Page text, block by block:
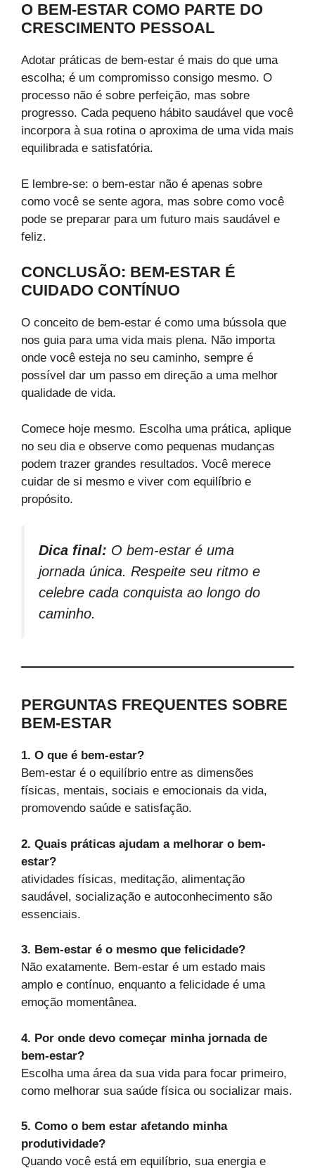
O BEM-ESTAR COMO PARTE DO
CRESCIMENTO PESSOAL
Adotar práticas de bem-estar é mais do que uma
escolha; é um compromisso consigo mesmo. O
processo não é sobre perfeição, mas sobre
progresso. Cada pequeno hábito saudável que você
incorpora à sua rotina o aproxima de uma vida mais
equilibrada e satisfatória.
E lembre-se: o bem-estar não é apenas sobre
como você se sente agora, mas sobre como você
pode se preparar para um futuro mais saudável e
feliz.
CONCLUSÃO: BEM-ESTAR É
CUIDADO CONTÍNUO
O conceito de bem-estar é como uma bússola que
nos guia para uma vida mais plena. Não importa
onde você esteja no seu caminho, sempre é
possível dar um passo em direção a uma melhor
qualidade de vida.
Comece hoje mesmo. Escolha uma prática, aplique
no seu dia e observe como pequenas mudanças
podem trazer grandes resultados. Você merece
cuidar de si mesmo e viver com equilíbrio e
propósito.
Dica final: O bem-estar é uma
jornada única. Respeite seu ritmo e
celebre cada conquista ao longo do
caminho.
PERGUNTAS FREQUENTES SOBRE
BEM-ESTAR
1. O que é bem-estar?
Bem-estar é o equilíbrio entre as dimensões
físicas, mentais, sociais e emocionais da vida,
promovendo saúde e satisfação.
2. Quais práticas ajudam a melhorar o bem-
estar?
atividades físicas, meditação, alimentação
saudável, socialização e autoconhecimento são
essenciais.
3. Bem-estar é o mesmo que felicidade?
Não exatamente. Bem-estar é um estado mais
amplo e contínuo, enquanto a felicidade é uma
emoção momentânea.
4. Por onde devo começar minha jornada de
bem-estar?
Escolha uma área da sua vida para focar primeiro,
como melhorar sua saúde física ou socializar mais.
5. Como o bem estar afetando minha
produtividade?
Quando você está em equilíbrio, sua energia e